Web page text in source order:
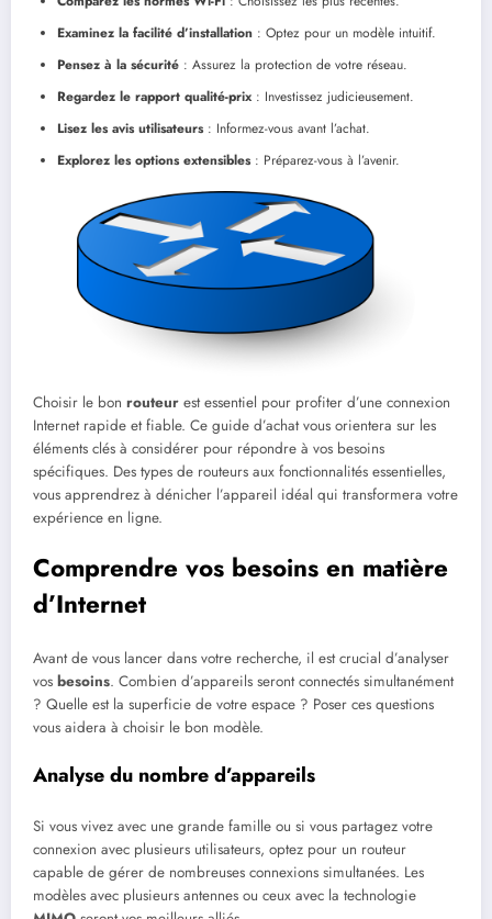
Examinez la facilité d’installation : Optez pour un modèle intuitif.
Pensez à la sécurité : Assurez la protection de votre réseau.
Regardez le rapport qualité-prix : Investissez judicieusement.
Lisez les avis utilisateurs: Informez-vous avant l’achat.
Explorez les options extensibles: Préparez-vous à l’avenir.
Choisir le bon routeur est essentiel pour profiter d’une connexion
Internet rapide et fiable. Ce guide d’achat vous orientera sur les
éléments clés à considérer pour répondre à vos besoins
spécifiques. Des types de routeurs aux fonctionnalités essentielles,
vous apprendrez à dénicher l’appareil idéal qui transformera votre
expérience en ligne.
Comprendre vos besoins en matière
d’Internet
Avant de vous lancer dans votre recherche, il est crucial d’analyser
vos besoins. Combien d’appareils seront connectés simultanément
? Quelle est la superficie de votre espace ? Poser ces questions
vous aidera à choisir le bon modèle.
Analyse du nombre d’appareils
Si vous vivez avec une grande famille ou si vous partagez votre
connexion avec plusieurs utilisateurs, optez pour un routeur
capable de gérer de nombreuses connexions simultanées. Les
modèles avec plusieurs antennes ou ceux avec la technologie